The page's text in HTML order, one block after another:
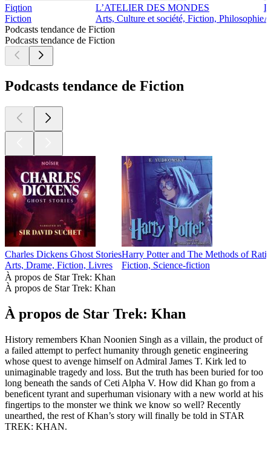
Fiqtion
Fiction
L’ATELIER DES MONDES
Arts, Culture et société, Fiction, Philosophie
Podcasts tendance de Fiction
Podcasts tendance de Fiction
Podcasts tendance de Fiction
Charles Dickens Ghost Stories
Arts, Drame, Fiction, Livres
Harry Potter and The Methods of
Fiction, Science-fiction
À propos de Star Trek: Khan
À propos de Star Trek: Khan
À propos de Star Trek: Khan
History remembers Khan Noonien Singh as a villain, the product of
a failed attempt to perfect humanity through genetic engineering
whose quest to avenge himself on Admiral James T. Kirk led to
unimaginable tragedy and loss. But the truth has been buried for too
long beneath the sands of Ceti Alpha V. How did Khan go from a
beneficent tyrant and superhuman visionary with a new world at his
fingertips to the monster we think we know so well? Recently
unearthed, the rest of Khan’s story will finally be told in STAR
TREK: KHAN.